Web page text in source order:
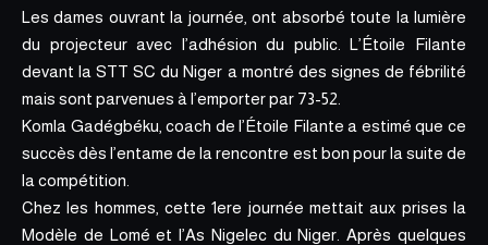
Les dames ouvrant la journée, ont absorbé toute la lumière
du projecteur avec l’adhésion du public. L’Étoile Filante
devant la STT SC du Niger a montré des signes de fébrilité
mais sont parvenues à l’emporter par 73-52.
Komla Gadégbéku, coach de l’Étoile Filante a estimé que ce
succès dès l’entame de la rencontre est bon pour la suite de
la compétition.
Chez les hommes, cette 1ere journée mettait aux prises la
Modèle de Lomé et l’As Nigelec du Niger. Après quelques